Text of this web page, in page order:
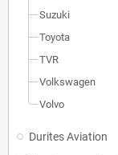
Suzuki
Toyota
TVR
Volkswagen
Volvo
Durites Aviation